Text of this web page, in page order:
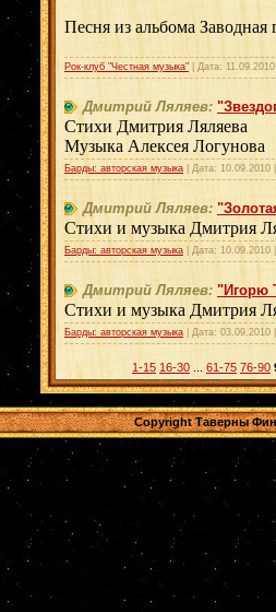
Песня из альбома
Рок-клуб "Честная музыка" | Дата: 11.09.2010
Дмитрий Ляляев:
Стихи Дмитрия Ляляева
Музыка Алексея Логунова
Барды: авторская музыка | Дата: 10.09.2010
Дмитрий Ляляев:
Стихи и музыка Дмитрия
Барды: авторская музыка | Дата: 10.09.2010
Дмитрий Ляляев: "Игорю
Стихи и музыка Дмитрия
Барды: авторская музыка | Дата: 03.09.2010
1-15 16-30 61-75 76-90
Copyright Таверны